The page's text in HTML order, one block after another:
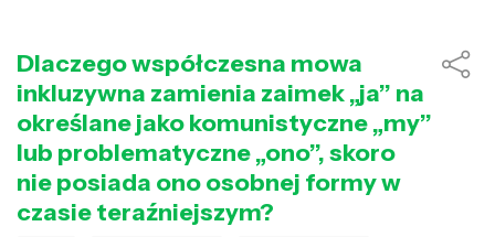
Dlaczego współczesna mowa
inkluzywna zamienia zaimek „ja” na
określane jako komunistyczne „my”
lub problematyczne „ono”, skoro
nie posiada ono osobnej formy w
czasie teraźniejszym?